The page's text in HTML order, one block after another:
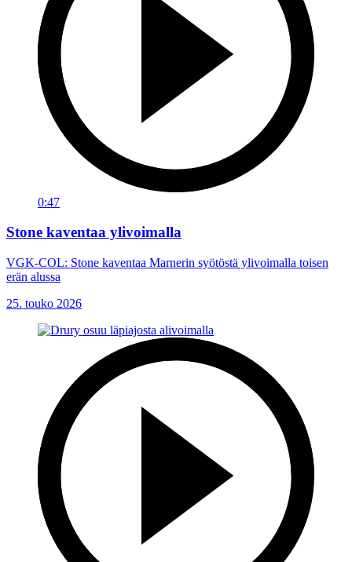
0:47
Stone kaventaa ylivoimalla
VGK-COL: Stone kaventaa Marnerin syötöstä ylivoimalla toisen
erän alussa
25. touko 2026